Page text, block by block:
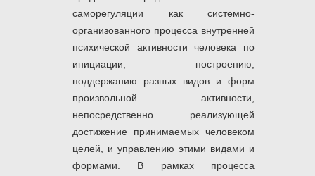
саморегуляции как системно-
организованного процесса внутренней
психической активности человека по
инициации, построению,
поддержанию разных видов и форм
произвольной активности,
непосредственно реализующей
достижение принимаемых человеком
целей, и управлению этими видами и
формами. В рамках процесса